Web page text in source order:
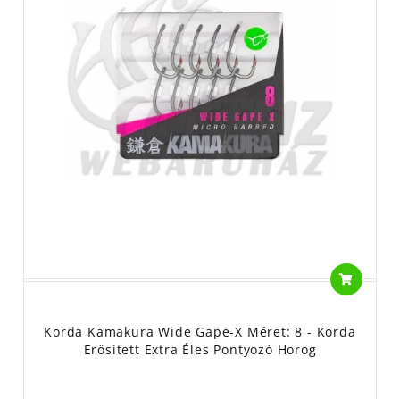
Korda Kamakura Wide Gape-X Méret: 8 - Korda
Erősített Extra Éles Pontyozó Horog